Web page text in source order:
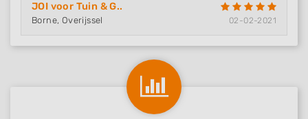
JOI voor Tuin & G..
Borne, Overijssel 02-02-2021